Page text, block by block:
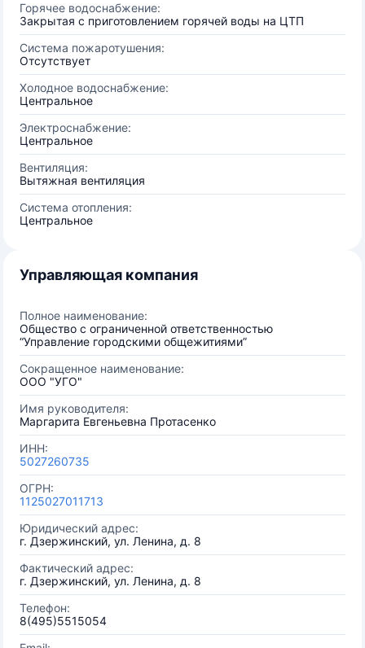
Горячее водоснабжение:
Закрытая с приготовлением горячей воды на ЦТП
Система пожаротушения:
Отсутствует
Холодное водоснабжение:
Центральное
Электроснабжение:
Центральное
Вентиляция:
Вытяжная вентиляция
Система отопления:
Центральное
Управляющая компания
Полное наименование:
Общество с ограниченной ответственностью
“Управление городскими общежитиями”
Сокращенное наименование:
ООО "УГО"
Имя руководителя:
Маргарита Евгеньевна Протасенко
ИНН:
5027260735
ОГРН:
1125027011713
Юридический адрес:
г. Дзержинский, ул. Ленина, д. 8
Фактический адрес:
г. Дзержинский, ул. Ленина, д. 8
Телефон:
8(495)5515054